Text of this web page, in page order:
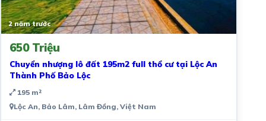
2 năm trước
650 Triệu
Chuyển nhượng lô đất 195m2 full thổ cư tại Lộc An
Thành Phố Bảo Lộc
195 m²
Lộc An, Bảo Lâm, Lâm Đồng, Việt Nam